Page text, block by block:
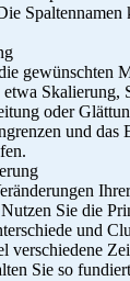
gewünschten
Skalierung,
oder
und das
Sie die
und
verschiedene
Sie so